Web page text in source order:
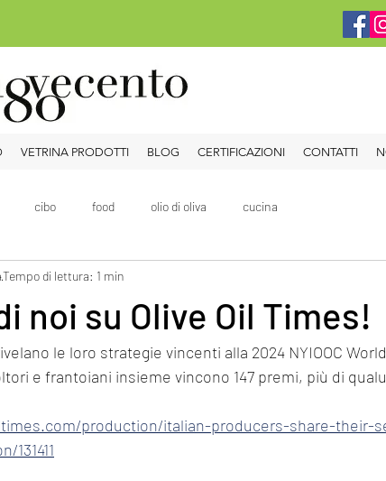
VETRINA PRODOTTI BLOG CERTIFICAZIONI CONTATTI
cibo food olio di oliva cucina
noi su Olive Oil Times!
Tempo di lettura: 1 min
le loro strategie vincenti alla 2024 NYIOOC
e frantoiani insieme vincono 147 premi, più di
production/italian-producers-share-their-